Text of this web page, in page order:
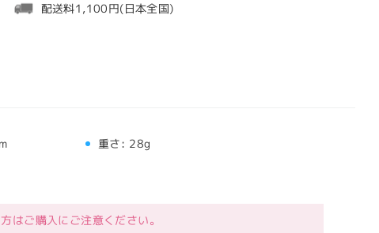
配送料1,100円(日本全国)
重さ: 28g
はご購入にご注意ください。